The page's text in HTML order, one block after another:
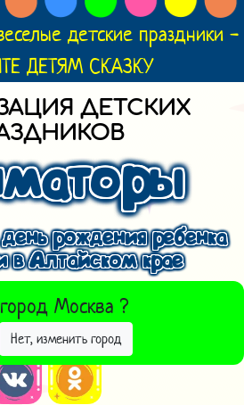
детские праздники -
ДЕТЯМ СКАЗКУ
ДЕТСКИХ
рождения ребенка
в Алтайском крае
Москва ?
Нет, изменить город
ДРУГОЙ ГОРОД